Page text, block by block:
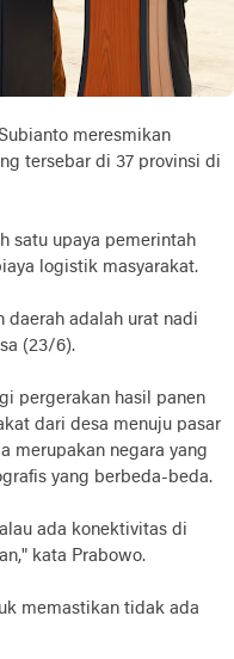
meresmikan
tersebar di 37 provinsi di
satu upaya pemerintah
logistik masyarakat.
daerah adalah urat nadi
(23/6).
pergerakan hasil panen
dari desa menuju pasar
merupakan negara yang
yang berbeda-beda.
ada konektivitas di
kata Prabowo.
memastikan tidak ada